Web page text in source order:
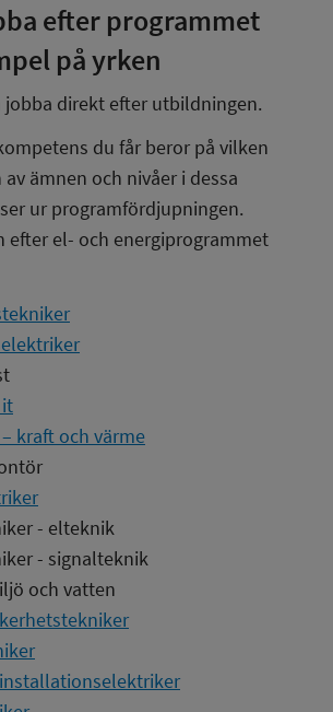
efter programmet
på yrken
jobba direkt efter utbildningen.
du får beror på vilken
ämnen och nivåer i dessa
ur programfördjupningen.
efter el- och energiprogrammet
kraft och värme
- elteknik
- signalteknik
och vatten